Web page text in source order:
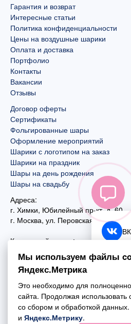
Гарантия и возврат
Интересные статьи
Политика конфиденциальности
Цены на воздушные шарики
Оплата и доставка
Портфолио
Контакты
Вакансии
Отзывы
Договор оферты
Сертификаты
Фольгированные шары
Оформление мероприятий
Шарики с логотипом на заказ
Шарики на праздник
Шары на день рождения
Шары на свадьбу
Адреса:
г. Химки, Юбилейный пр-кт, д. 60
г. Москва, ул. Перовская, д. 59
Контактный номер:
+7 (495) 970-44-75
Почта:
mail@esta-fiesta.ru
Режим работы интернет-магазина:
Мы используем файлы
Яндекс.Метрика
Это необходимо для
сайта. Продолжая использовать
со сбором и обработкой
и Яндекс.Метрику.